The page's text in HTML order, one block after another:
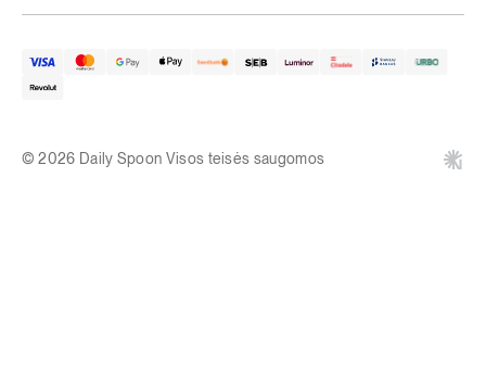
© 2026 Daily Spoon Visos teisės saugomos